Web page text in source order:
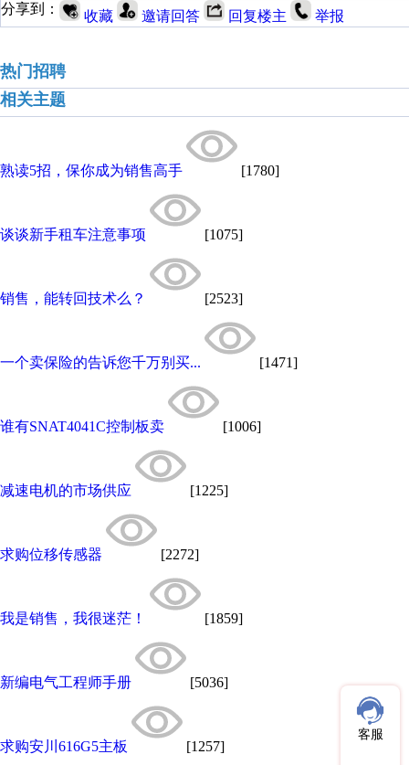
分享到：
收藏 邀请回答 回复楼主 举报
热门招聘
相关主题
熟读5招，保你成为销售高手 [1780]
谈谈新手租车注意事项 [1075]
销售，能转回技术么？ [2523]
一个卖保险的告诉您千万别买... [1471]
谁有SNAT4041C控制板卖 [1006]
减速电机的市场供应 [1225]
求购位移传感器 [2272]
我是销售，我很迷茫！ [1859]
新编电气工程师手册 [5036]
求购安川616G5主板 [1257]
客服